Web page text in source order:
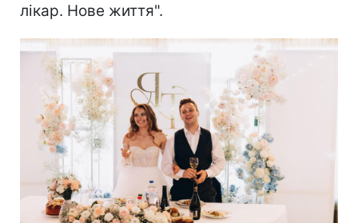
лікар. Нове життя".